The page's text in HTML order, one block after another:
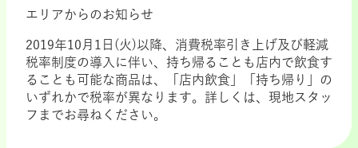
エリアからのお知らせ
2019年10月1日(火)以降、消費税率引き上げ及び軽減
税率制度の導入に伴い、持ち帰ることも店内で飲食す
ることも可能な商品は、「店内飲食」「持ち帰り」の
いずれかで税率が異なります。詳しくは、現地スタッ
フまでお尋ねください。